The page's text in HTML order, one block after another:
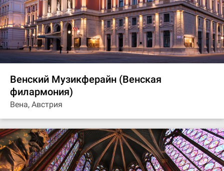
Венский Музикферайн (Венская
филармония)
Вена, Австрия